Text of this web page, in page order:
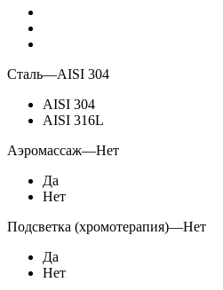
Сталь—AISI 304
AISI 304
AISI 316L
Аэромассаж—Нет
Да
Нет
Подсветка (хромотерапия)—Нет
Да
Нет